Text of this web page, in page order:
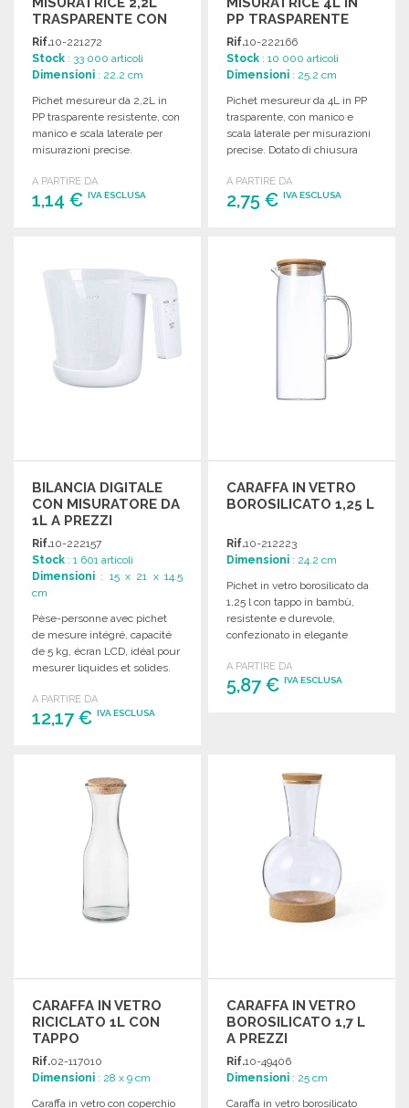
TRASPARENTE CON
MANICO
Rif.10-221272
Stock : 33 000 articoli
Dimensioni : 22.2 cm
Pichet mesureur da 2,2L in
PP trasparente resistente, con
manico e scala laterale per
misurazioni precise.
A PARTIRE DA
1,14 € IVA ESCLUSA
Richiedi un preventivo
PP TRASPARENTE
Rif.10-222166
Stock : 10 000 articoli
Dimensioni : 25.2 cm
Pichet mesureur da 4L in PP
trasparente, con manico e
scala laterale per misurazioni
precise. Dotato di chiusura
A PARTIRE DA
2,75 €IVA ESCLUSA
Richiedi un preventivo
BILANCIA DIGITALE
CON MISURATORE DA
1L A PREZZI
ALL'INGROSSO
Rif.10-222157
Stock : 1 601 articoli
Dimensioni : 15 x 21 x 14.5
cm
Pèse-personne avec pichet
de mesure intégré, capacité
de 5 kg, écran LCD, idéal pour
mesurer liquides et solides.
A PARTIRE DA
12,17 € IVA ESCLUSA
Richiedi un preventivo
CARAFFA IN VETRO
BOROSILICATO 1,25 L
Rif.10-212223
Dimensioni : 24.2 cm
Pichet in vetro borosilicato da
1,25 l con tappo in bambù,
resistente e durevole,
confezionato in elegante
A PARTIRE DA
5,87 €IVA ESCLUSA
CARAFFA IN VETRO
RICICLATO 1L CON
TAPPO
Rif.02-117010
Dimensioni : 28 x 9 cm
Caraffa in vetro con coperchio
CARAFFA IN VETRO
BOROSILICATO 1,7 L
A PREZZI
ALL'INGROSSO
Rif.10-49406
Dimensioni : 25 cm
Caraffa in vetro borosilicato